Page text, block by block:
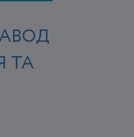
ТА